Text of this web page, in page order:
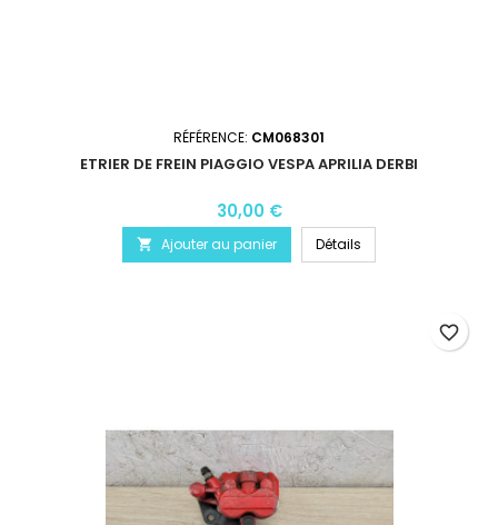
RÉFÉRENCE: CM068301
ETRIER DE FREIN PIAGGIO VESPA APRILIA DERBI
30,00 €
 Ajouter au panier Détails
favorite_border